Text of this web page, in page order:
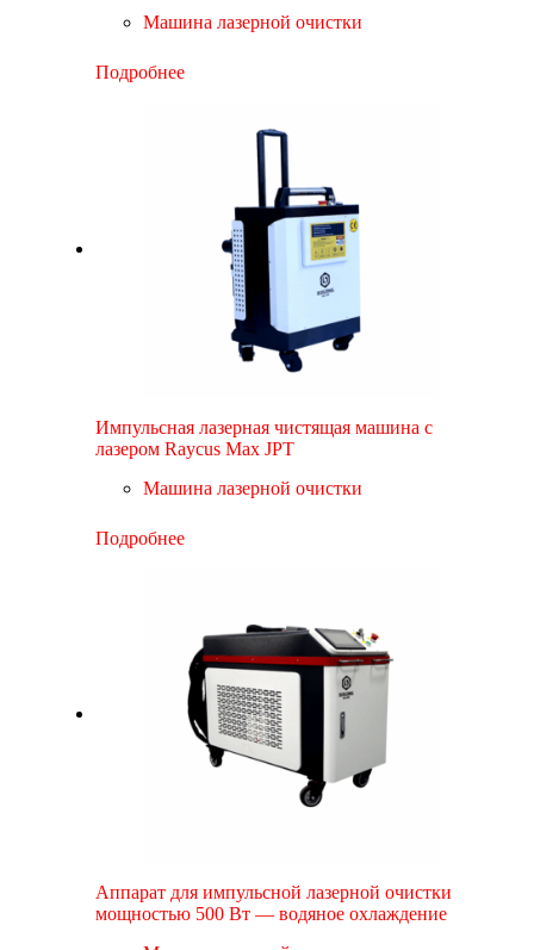
Машина лазерной очистки
Подробнее
Импульсная лазерная чистящая машина с
лазером Raycus Max JPT
Машина лазерной очистки
Подробнее
Аппарат для импульсной лазерной очистки
мощностью 500 Вт — водяное охлаждение